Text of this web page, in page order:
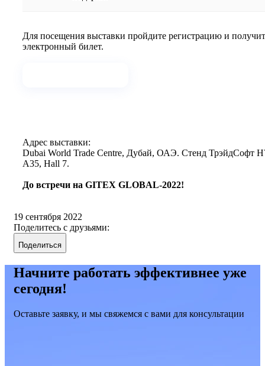
Для посещения выставки пройдите регистрацию и
электронный билет.
Адрес выставки:
Dubai World Trade Centre, Дубай, ОАЭ. Стенд ТрэйдСофт
A35, Hall 7.
До встречи на GITEX GLOBAL-2022!
19 сентября 2022
Поделитесь с друзьями:
Поделиться
Начните работать эффективнее уже
сегодня!
Оставьте заявку, и мы свяжемся с вами для консультации